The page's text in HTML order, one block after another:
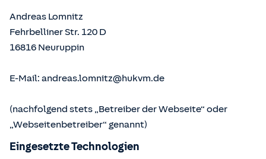
Andreas Lomnitz
Fehrbelliner Str. 120 D
16816 Neuruppin
E-Mail: andreas.lomnitz@hukvm.de
(nachfolgend stets „Betreiber der Webseite“ oder
„Webseitenbetreiber“ genannt)
Eingesetzte Technologien